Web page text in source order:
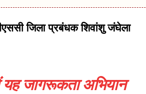
जिला प्रबंधक शिवांशु जंघेला
जागरूकता अभियान